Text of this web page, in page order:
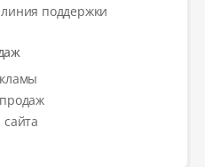
поддержки